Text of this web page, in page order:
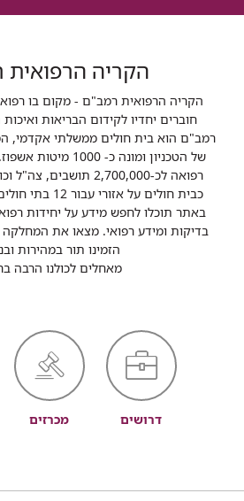
הקריה
הקריה הרפואית רמב"ם - מקום בו
חוברים יחדיו לקידום הבריאות
רמב"ם הוא בית חולים ממשלתי אקדמי,
של הטכניון ומונה כ-
רפואה לכ-2,700,000
כבית חולים על אזורי עבור 12 בתי חולים בצפון מדינת ישראל.
באתר תוכלו לחפש מידע על יחידות
בדיקות ומידע רפואי. מצאו את
הזמינו תור במהירות
מאחלים לכולנו הרבה
דרושים מכרזים